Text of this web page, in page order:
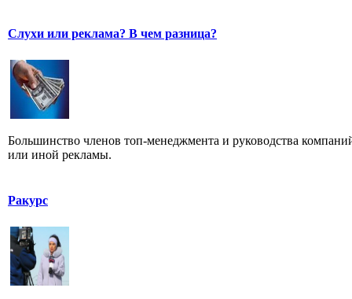
Слухи или реклама? В чем разница?
Большинство членов топ-менеджмента и руководства
или иной рекламы.
Ракурс